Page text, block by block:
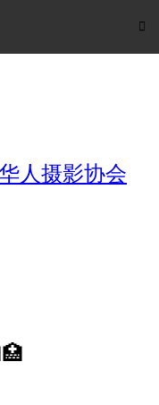

人摄影协会